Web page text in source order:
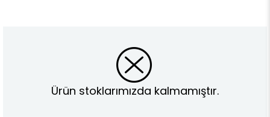
Ürün stoklarımızda kalmamıştır.